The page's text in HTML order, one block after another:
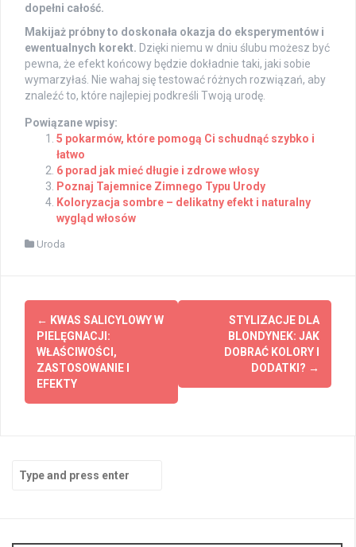
dopełni całość.
Makijaż próbny to doskonała okazja do eksperymentów i
ewentualnych korekt. Dzięki niemu w dniu ślubu możesz być
pewna, że efekt końcowy będzie dokładnie taki, jaki sobie
wymarzyłaś. Nie wahaj się testować różnych rozwiązań, aby
znaleźć to, które najlepiej podkreśli Twoją urodę.
Powiązane wpisy:
5 pokarmów, które pomogą Ci schudnąć szybko i
łatwo
6 porad jak mieć długie i zdrowe włosy
Poznaj Tajemnice Zimnego Typu Urody
Koloryzacja sombre – delikatny efekt i naturalny
wygląd włosów
Uroda
Post
navigation
← KWAS SALICYLOWY W
PIELĘGNACJI:
WŁAŚCIWOŚCI,
ZASTOSOWANIE I
EFEKTY
STYLIZACJE DLA
BLONDYNEK: JAK
DOBRAĆ KOLORY I
DODATKI? →
Search
for: